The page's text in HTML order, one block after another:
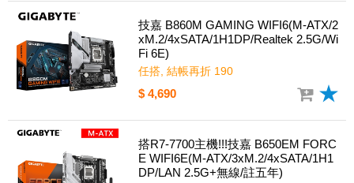
技嘉 B860M GAMING WIFI6(M-ATX/2
xM.2/4xSATA/1H1DP/Realtek 2.5G/Wi
Fi 6E)
任搭, 結帳再折 190
$ 4,690
搭R7-7700主機!!!技嘉 B650EM FORC
E WIFI6E(M-ATX/3xM.2/4xSATA/1H1
DP/LAN 2.5G+無線/註五年)